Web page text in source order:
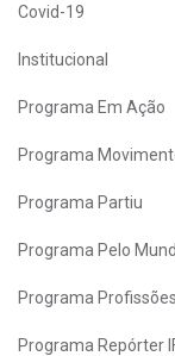
Covid-19
Institucional
Programa Em Ação
Programa
Programa Partiu
Programa Pelo
Programa
Programa Repórter